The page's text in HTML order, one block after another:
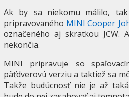
Ak by sa niekomu málilo,
pripravovaného MINI Cooper
označeného aj skratkou JCW.
nekončia.
MINI pripravuje so
päťdverovú verziu a taktiež sa
Takže budúcnosť nie je až